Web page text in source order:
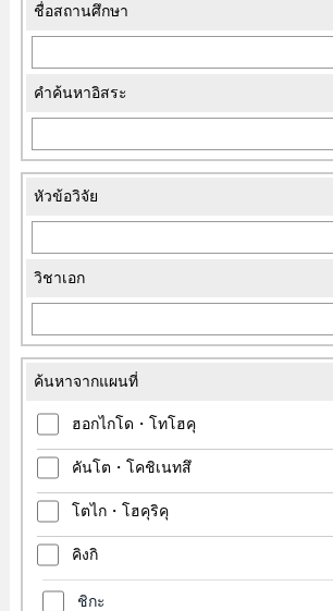
ต่างชาติมากมายเพียงใดที่เดินทางมาศึกษาต่อ
ชื่อสถานศึกษา
คำค้นหาอิสระ
หัวข้อวิจัย
วิชาเอก
ค้นหาจากแผนที่
ฮอกไกโด・โทโฮคุ
คันโต・โคชิเนทสึ
โตไก・โฮคุริคุ
คิงกิ
ชิกะ